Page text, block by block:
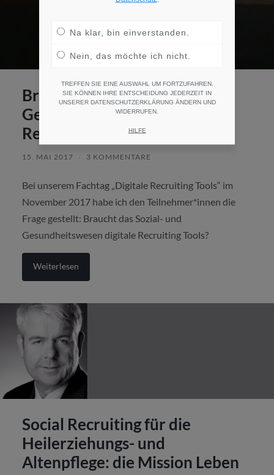
Braucht das Sozial- und
Gesundheitswesen digitale
Recruiting Tools?
15. MAI 2017 3 KOMMENTARE
Bei unserem Fachtag „Digitale Recruiting Tools“ im
November 2017 habe ich den Teilnehmer*innen die
Frage gestellt: Braucht das Sozial- und
Gesundheitswesen digitale Recruiting Tools?
Weiterlesen
Social Recruiting für die
Heilerziehungs- und
Altenpflege: die Mission Leben
Na klar, bin einverstanden.
Nein, das möchte ich nicht.
TREFFEN SIE EINE AUSWAHL UM FORTZUFAHREN.
SIE KÖNNEN IHRE ENTSCHEIDUNG JEDERZEIT IN
UNSERER DATENSCHUTZERKLÄRUNG ÄNDERN UND
WIDERRUFEN.
HILFE